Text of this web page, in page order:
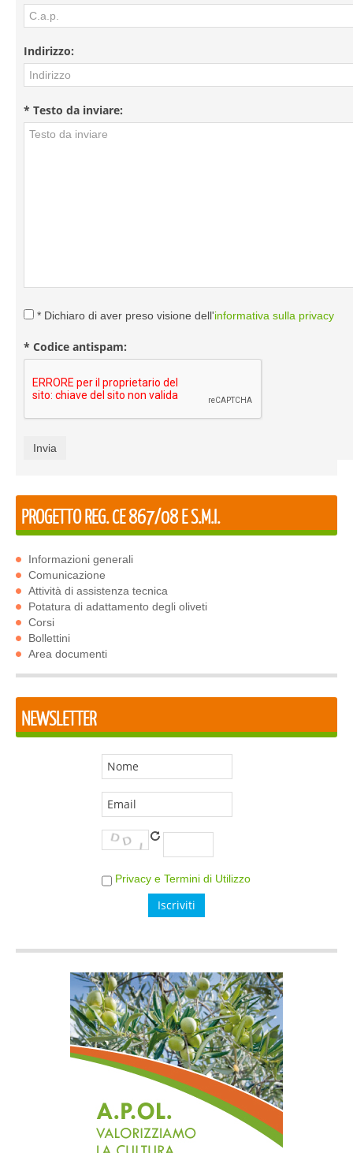
Indirizzo:
* Testo da inviare:
* Dichiaro di aver preso visione dell'informativa sulla privacy
* Codice antispam:
PROGETTO REG. CE 867/08 E S.M.I.
Informazioni generali
Comunicazione
Attività di assistenza tecnica
Potatura di adattamento degli oliveti
Corsi
Bollettini
Area documenti
NEWSLETTER
Privacy e Termini di Utilizzo